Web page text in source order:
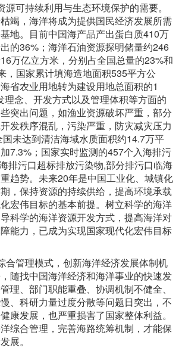
源可持续利用与生态环境保护的需要。
竭，海洋将成为提供国民经济发展所需
地。目前中国海产品产出蛋白质410万
的36%；海洋石油资源探明储量约246
万亿立方米，分别占全国总量的23%和
，国家累计填海造地面积535平方公
省农业用地转为建设用地总面积的1
理念、开发方式以及管理体积等方面的
突出问题，如渔业资源破坏严重，部分
发秩序混乱，污染严重，防灾减灾压力
未达到清洁海域水质面积约14.7万平
7.3%；国家实时监测的457个入海排污
排污口超标排放污染物,部分排污口临海
趋势。未来20年是中国工业化、城镇化
，保持资源的持续供给，提高环境承载
宏伟目标的基本前提。树立科学的海洋
科学的海洋资源开发方式，提高海洋对
能力，已成为实现国家现代化宏伟目标
合管理模式，创新海洋经济发展体制机
随找中国海洋经济和海洋事业的快速发
理、部门职能重叠、协调机制不健全、
、科研力量过度分散等问题日突出，不
康发展，也严重损害了国家整体利益。
综合管理，完善海路统筹机制，才能保
展。